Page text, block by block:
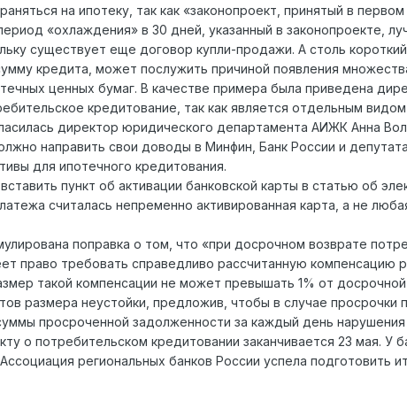
на ипотеку, так как «законопроект, принятый в
«охлаждения» в 30 дней, указанный в законопроекте,
существует еще договор купли-продажи. А столь
кредита, может послужить причиной появления
ценных бумаг. В качестве примера была приведена
кредитование, так как является отдельным
директор юридического департамента АИЖК Анна
направить свои доводы в Минфин, Банк России и
для ипотечного кредитования.
пункт об активации банковской карты в статью об
считалась непременно активированная карта, а не любая
поправка о том, что «при досрочном возврате
право требовать справедливо рассчитанную компенсацию
такой компенсации не может превышать 1% от
размера неустойки, предложив, чтобы в случае просрочки
просроченной задолженности за каждый день нарушения
о потребительском кредитовании заканчивается 23 мая. У
региональных банков России успела подготовить